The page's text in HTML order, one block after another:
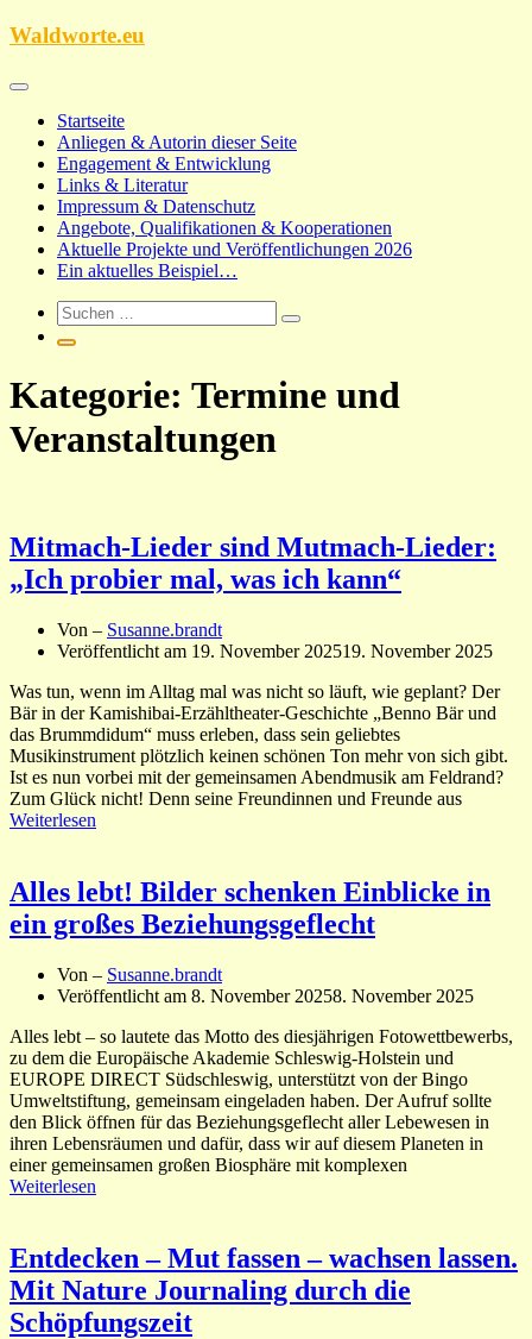
Zum
Waldworte.eu
Startseite
Anliegen & Autorin dieser Seite
Engagement & Entwicklung
Links & Literatur
Impressum & Datenschutz
Angebote, Qualifikationen & Kooperationen
Aktuelle Projekte und Veröffentlichungen 2026
Ein aktuelles Beispiel…
Kategorie: Termine und
Veranstaltungen
Mitmach-Lieder sind Mutmach-Lieder:
„Ich probier mal, was ich kann“
Von – Susanne.brandt
Veröffentlicht am 19. November 202519. November 2025
Was tun, wenn im Alltag mal was nicht so läuft, wie geplant? Der
Bär in der Kamishibai-Erzähltheater-Geschichte „Benno Bär und
das Brummdidum“ muss erleben, dass sein geliebtes
Musikinstrument plötzlich keinen schönen Ton mehr von sich gibt.
Ist es nun vorbei mit der gemeinsamen Abendmusik am Feldrand?
Zum Glück nicht! Denn seine Freundinnen und Freunde aus
Weiterlesen
Alles lebt! Bilder schenken Einblicke in
ein großes Beziehungsgeflecht
Von – Susanne.brandt
Veröffentlicht am 8. November 20258. November 2025
Alles lebt – so lautete das Motto des diesjährigen Fotowettbewerbs,
zu dem die Europäische Akademie Schleswig-Holstein und
EUROPE DIRECT Südschleswig, unterstützt von der Bingo
Umweltstiftung, gemeinsam eingeladen haben. Der Aufruf sollte
den Blick öffnen für das Beziehungsgeflecht aller Lebewesen in
ihren Lebensräumen und dafür, dass wir auf diesem Planeten in
einer gemeinsamen großen Biosphäre mit komplexen
Weiterlesen
Entdecken – Mut fassen – wachsen lassen.
Mit Nature Journaling durch die
Schöpfungszeit